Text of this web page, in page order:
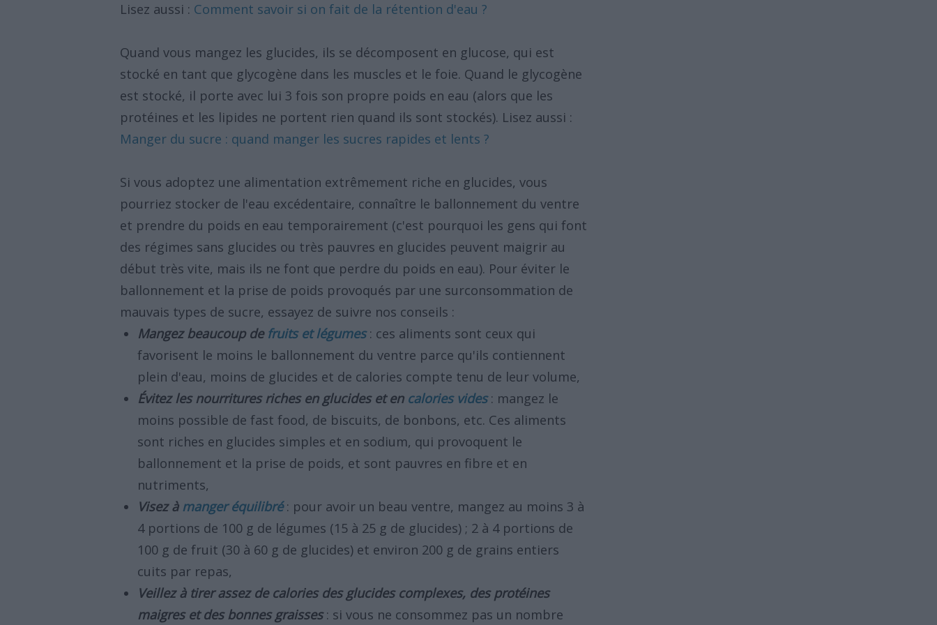
Lisez aussi : Comment savoir si on fait de la rétention d'eau ?
Quand vous mangez les glucides, ils se décomposent en glucose, qui est
stocké en tant que glycogène dans les muscles et le foie. Quand le glycogène
est stocké, il porte avec lui 3 fois son propre poids en eau (alors que les
protéines et les lipides ne portent rien quand ils sont stockés). Lisez aussi :
Manger du sucre : quand manger les sucres rapides et lents ?
Si vous adoptez une alimentation extrêmement riche en glucides, vous
pourriez stocker de l'eau excédentaire, connaître le ballonnement du ventre
et prendre du poids en eau temporairement (c'est pourquoi les gens qui font
des régimes sans glucides ou très pauvres en glucides peuvent maigrir au
début très vite, mais ils ne font que perdre du poids en eau). Pour éviter le
ballonnement et la prise de poids provoqués par une surconsommation de
mauvais types de sucre, essayez de suivre nos conseils :
Mangez beaucoup de fruits et légumes: ces aliments sont ceux qui
favorisent le moins le ballonnement du ventre parce qu'ils contiennent
plein d'eau, moins de glucides et de calories compte tenu de leur volume,
Évitez les nourritures riches en glucides et en calories vides: mangez le
moins possible de fast food, de biscuits, de bonbons, etc. Ces aliments
sont riches en glucides simples et en sodium, qui provoquent le
ballonnement et la prise de poids, et sont pauvres en fibre et en
nutriments,
Visez à manger équilibré: pour avoir un beau ventre, mangez au moins 3 à
4 portions de 100 g de légumes (15 à 25 g de glucides) ; 2 à 4 portions de
100 g de fruit (30 à 60 g de glucides) et environ 200 g de grains entiers
cuits par repas,
Veillez à tirer assez de calories des glucides complexes, des protéines
maigres et des bonnes graisses: si vous ne consommez pas un nombre